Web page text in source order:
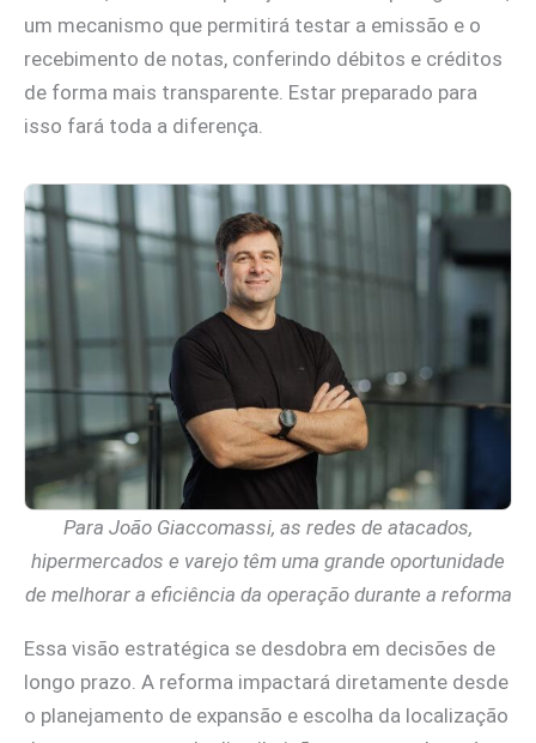
um mecanismo que permitirá testar a emissão e o
recebimento de notas, conferindo débitos e créditos
de forma mais transparente. Estar preparado para
isso fará toda a diferença.
Para João Giaccomassi, as redes de atacados,
hipermercados e varejo têm uma grande oportunidade
de melhorar a eficiência da operação durante a reforma
Essa visão estratégica se desdobra em decisões de
longo prazo. A reforma impactará diretamente desde
o planejamento de expansão e escolha da localização